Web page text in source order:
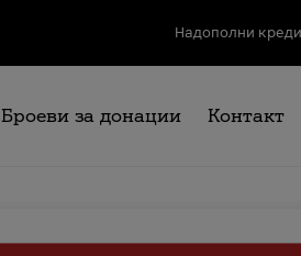
Надополни
Броеви за донации Контакт